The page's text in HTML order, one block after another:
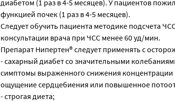
диабетом (1 раз в 4-5 месяцев). У пациентов
функцией почек (1 раз в 4-5 месяцев).
Следует обучить пациента методике подсчета
консультации врача при ЧСС менее 60 уд/мин.
Препарат Нипертен® следует применять с
- сахарный диабет со значительными
симптомы выраженного снижения концентрации
ощущение сердцебиения или повышенное
- строгая диета;